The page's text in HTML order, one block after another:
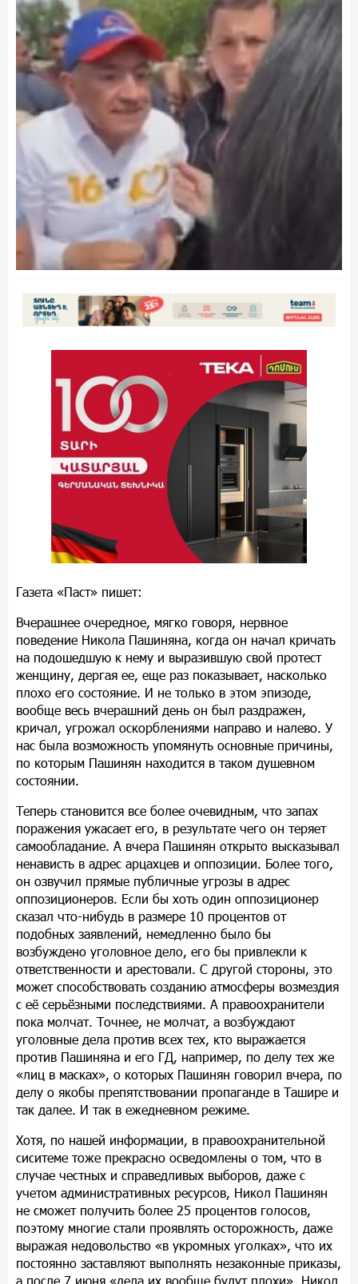
Газета «Паст» пишет:
Вчерашнее очередное, мягко говоря, нервное
поведение Никола Пашиняна, когда он начал кричать
на подошедшую к нему и выразившую свой протест
женщину, дергая ее, еще раз показывает, насколько
плохо его состояние. И не только в этом эпизоде,
вообще весь вчерашний день он был раздражен,
кричал, угрожал оскорблениями направо и налево. У
нас была возможность упомянуть основные причины,
по которым Пашинян находится в таком душевном
состоянии.
Теперь становится все более очевидным, что запах
поражения ужасает его, в результате чего он теряет
самообладание. А вчера Пашинян открыто высказывал
ненависть в адрес арцахцев и оппозиции. Более того,
он озвучил прямые публичные угрозы в адрес
оппозиционеров. Если бы хоть один оппозиционер
сказал что-нибудь в размере 10 процентов от
подобных заявлений, немедленно было бы
возбуждено уголовное дело, его бы привлекли к
ответственности и арестовали. С другой стороны, это
может способствовать созданию атмосферы возмездия
с её серьёзными последствиями. А правоохранители
пока молчат. Точнее, не молчат, а возбуждают
уголовные дела против всех тех, кто выражается
против Пашиняна и его ГД, например, по делу тех же
«лиц в масках», о которых Пашинян говорил вчера, по
делу о якобы препятствовании пропаганде в Ташире и
так далее. И так в ежедневном режиме.
Хотя, по нашей информации, в правоохранительной
сиситеме тоже прекрасно осведомлены о том, что в
случае честных и справедливых выборов, даже с
учетом административных ресурсов, Никол Пашинян
не сможет получить более 25 процентов голосов,
поэтому многие стали проявлять осторожность, даже
выражая недовольство «в укромных уголках», что их
постоянно заставляют выполнять незаконные приказы,
а после 7 июня «дела их вообще будут плохи». Никол